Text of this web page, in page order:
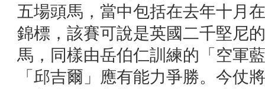
五場頭馬，當中包括在去年十月
錦標，該賽可說是英國二千堅尼
馬，同樣由岳伯仁訓練的「空軍
「邱吉爾」應有能力爭勝。今仗